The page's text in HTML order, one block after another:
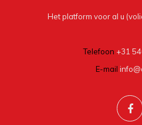
Het platform voor al u
Telefoon +31
E-mail